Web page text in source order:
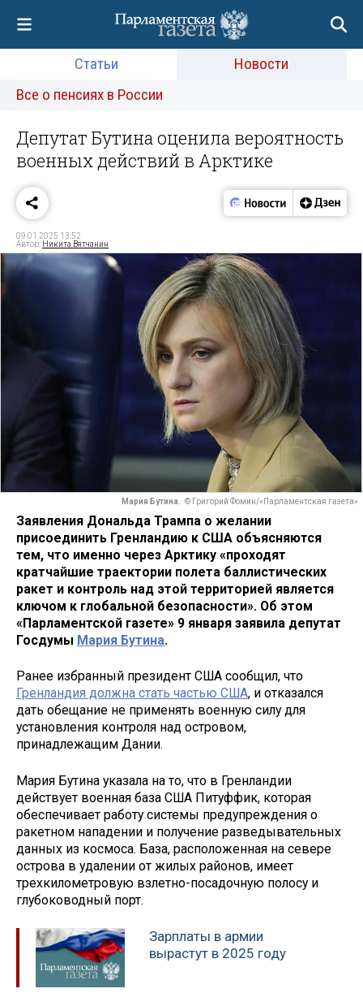
Статьи
Новости
Все о пенсиях в России
Депутат Бутина оценила вероятность
военных действий в Арктике
09.01.2025 13:52
Автор: Никита Вятчанин
Мария Бутина. © Григорий Фомин/«Парламентская газета»
Заявления Дональда Трампа о желании
присоединить Гренландию к США объясняются
тем, что именно через Арктику «проходят
кратчайшие траектории полета баллистических
ракет и контроль над этой территорией является
ключом к глобальной безопасности». Об этом
«Парламентской газете» 9 января заявила депутат
Госдумы Мария Бутина.
Ранее избранный президент США сообщил, что
Гренландия должна стать частью США, и отказался
дать обещание не применять военную силу для
установления контроля над островом,
принадлежащим Дании.
Мария Бутина указала на то, что в Гренландии
действует военная база США Питуффик, которая
обеспечивает работу системы предупреждения о
ракетном нападении и получение разведывательных
данных из космоса. База, расположенная на севере
острова в удалении от жилых районов, имеет
трехкилометровую взлетно-посадочную полосу и
глубоководный порт.
Зарплаты в армии
вырастут в 2025 году